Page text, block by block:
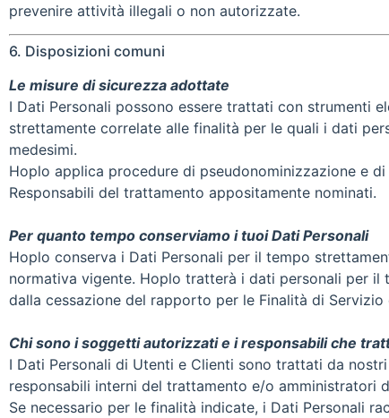
prevenire attività illegali o non autorizzate.
6. Disposizioni comuni
Le misure di sicurezza adottate
I Dati Personali possono essere trattati con strumenti
strettamente correlate alle finalità per le quali i dati
medesimi.
Hoplo applica procedure di pseudonominizzazione e
Responsabili del trattamento appositamente nominati.
Per quanto tempo conserviamo i tuoi Dati Personali
Hoplo conserva i Dati Personali per il tempo
normativa vigente. Hoplo tratterà i dati personali per il
dalla cessazione del rapporto per le Finalità di
Chi sono i soggetti autorizzati e i responsabili che
I Dati Personali di Utenti e Clienti sono trattati da
responsabili interni del trattamento e/o amministratori
Se necessario per le finalità indicate, i Dati Personali